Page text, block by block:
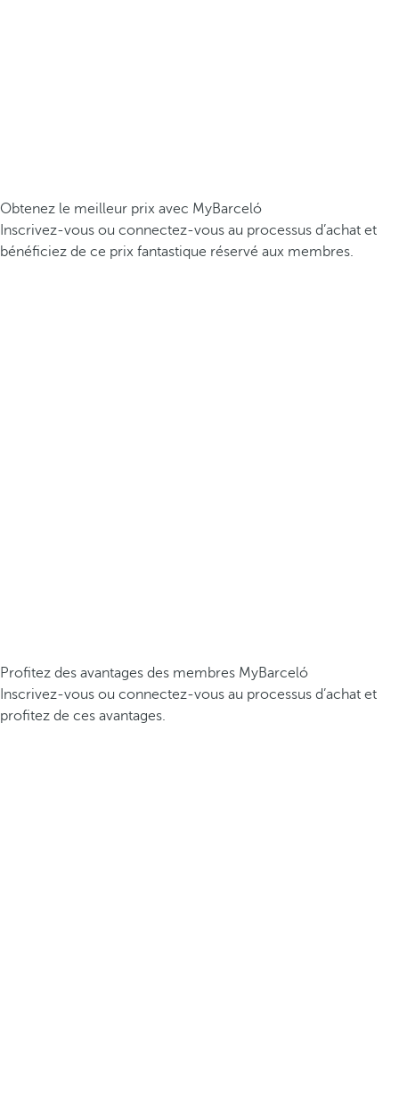
Obtenez le meilleur prix avec MyBarceló
Inscrivez-vous ou connectez-vous au processus d’achat et
bénéficiez de ce prix fantastique réservé aux membres.
Profitez des avantages des membres MyBarceló
Inscrivez-vous ou connectez-vous au processus d’achat et
profitez de ces avantages.